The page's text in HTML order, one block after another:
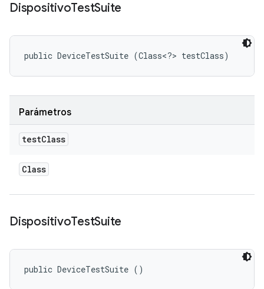
DispositivoTestSuite
public DeviceTestSuite (Class<?> testClass)
Parámetros
testClass
Class
DispositivoTestSuite
public DeviceTestSuite ()